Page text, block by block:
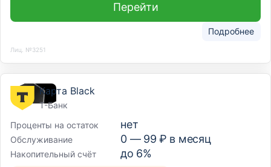
Подробнее
Перейти
Лиц. №3251
Карта Black
Т-Банк
Проценты на остаток
нет
Обслуживание 0 — 99₽ в месяц
Накопительный счёт до 6%